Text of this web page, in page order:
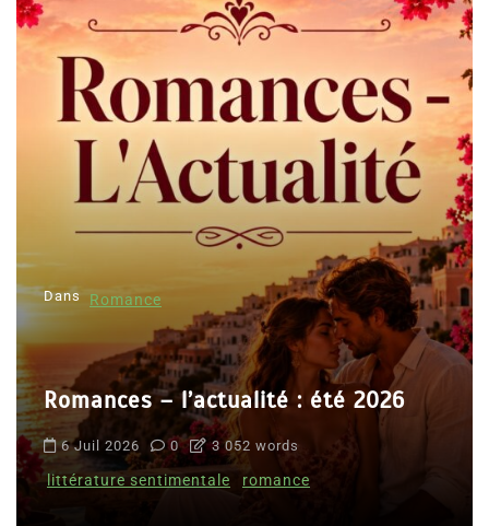
Dans Romance
Romances – l’actualité : été 2026
6 Juil 2026 0 3 052 words
littérature sentimentale romance